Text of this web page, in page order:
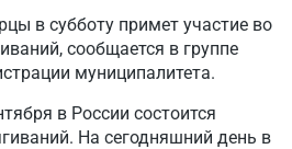
в субботу примет участие во
сообщается в группе
муниципалитета.
в России состоится
На сегодняшний день в